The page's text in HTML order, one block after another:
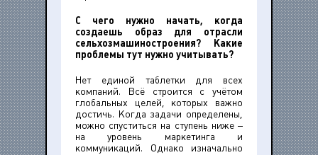
С чего нужно начать, когда
создаешь образ для отрасли
сельхозмашиностроения? Какие
проблемы тут нужно учитывать?
Нет единой таблетки для всех
компаний. Всё строится с учётом
глобальных целей, которых важно
достичь. Когда задачи определены,
можно спуститься на ступень ниже –
на уровень маркетинга и
коммуникаций. Однако изначально